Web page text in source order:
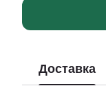
Доставка